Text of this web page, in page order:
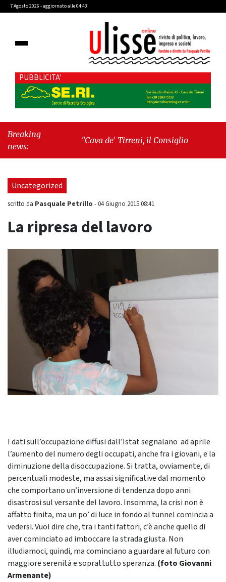
7 Agosto 2026 - aggiornato alle 04:43
PUBBLICITA'
Breaking
news:
"Cava de' Tirreni, il Consiglio comunale
Mare, giornata storica: la ceramica ammessa
alla fase europea per l’IGP"
Uncategorized
scritto da Pasquale Petrillo -04 Giugno 2015 08:41
La ripresa del lavoro
I dati sull’occupazione diffusi dall’Istat segnalano ad aprile
l’aumento del numero degli occupati, anche fra i giovani, e la
diminuzione della disoccupazione. Si tratta, ovviamente, di
percentuali modeste, ma assai significative dal momento
che comportano un’inversione di tendenza dopo anni
disastrosi sul versante del lavoro. Insomma, la crisi non è
affatto finita, ma un po’ di luce in fondo al tunnel comincia a
vedersi. Vuol dire che, tra i tanti fattori, c’è anche quello di
aver cominciato ad imboccare la strada giusta. Non
illudiamoci, quindi, ma cominciano a guardare al futuro con
maggiore serenità e soprattutto speranza. (foto Giovanni
Armenante)